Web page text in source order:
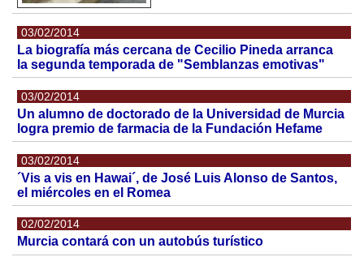
03/02/2014
La biografía más cercana de Cecilio Pineda arranca
la segunda temporada de "Semblanzas emotivas"
03/02/2014
Un alumno de doctorado de la Universidad de Murcia
logra premio de farmacia de la Fundación Hefame
03/02/2014
´Vis a vis en Hawai´, de José Luis Alonso de Santos,
el miércoles en el Romea
02/02/2014
Murcia contará con un autobús turístico